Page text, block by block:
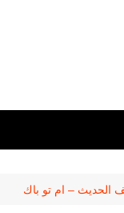
الحديث – ام تو باك